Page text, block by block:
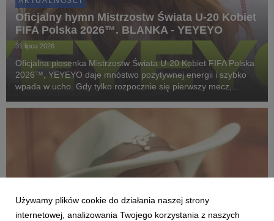
Oficjalny hymn Mistrzostw Świata U-20 Kobiet
FIFA Polska 2026™. BLANKA - YEYEYO
31 lipca 2026
Oficjalna piosenka Mistrzostw Świata U-20 Kobiet FIFA Polska
2026™, YEYEYO daje mnóstwo pozytywnej energii i szybko
wpada w ucho. Gdy tylko rozpocznie się pierwszy mecz,
tego utworu!
Używamy plików cookie do działania naszej strony
internetowej, analizowania Twojego korzystania z naszych